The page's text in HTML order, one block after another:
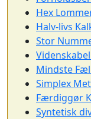
Hex
Halv-livs
Stor
Mindste
Simplex
Færdiggør
Syntetisk